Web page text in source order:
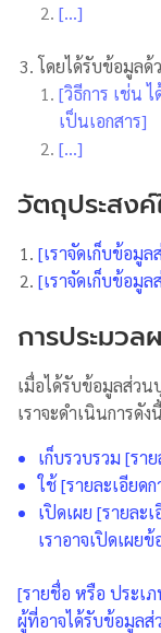
[…]
โดยได้รับข้อมูลด้
[วิธีการ เช่น
เป็นเอกสาร]
[…]
วัตถุประสง
[เราจัดเก็บข้อมู
[เราจัดเก็บข้อมู
การประมว
เมื่อได้รับข้อมูลส่ว
เราจะดำเนินการดั
เก็บรวบรวม [รา
ใช้ [รายละเอียด
เปิดเผย [รายละ
เราอาจเปิดเผย
[รายชื่อ หรือ ประเ
ผู้ที่อาจได้รับข้อมูล